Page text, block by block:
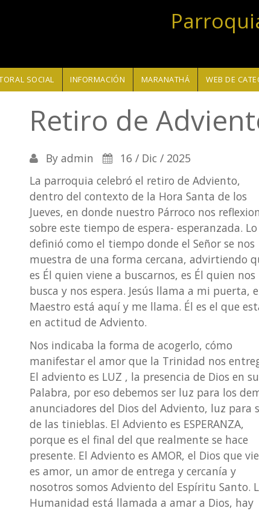
SOCIAL INFORMACIÓN MARANATHÁ WEB DE
Retiro de
Byadmin
16 / Dic / 2025
La parroquia celebró el retiro de Adviento,
dentro del contexto de la Hora Santa de los
Jueves, en donde nuestro Párroco nos
sobre este tiempo de espera- esperanzada. Lo
definió como el tiempo donde el Señor se nos
muestra de una forma cercana, advirtiendo
es Él quien viene a buscarnos, es Él quien nos
busca y nos espera. Jesús llama a mi puerta,
Maestro está aquí y me llama. Él es el que
en actitud de Adviento.
Nos indicaba la forma de acogerlo, cómo
manifestar el amor que la Trinidad nos
El adviento es LUZ , la presencia de Dios en su
Palabra, por eso debemos ser luz para los
anunciadores del Dios del Adviento, luz para
de las tinieblas. El Adviento es ESPERANZA,
porque es el final del que realmente se hace
presente. El Adviento es AMOR, el Dios que
es amor, un amor de entrega y cercanía y
nosotros somos Adviento del Espíritu Santo.
Humanidad está llamada a amar a Dios, hay